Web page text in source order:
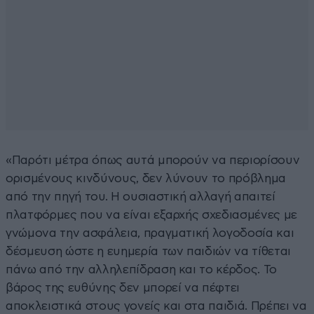
«Παρότι μέτρα όπως αυτά μπορούν να περιορίσουν
ορισμένους κινδύνους, δεν λύνουν το πρόβλημα
από την πηγή του. Η ουσιαστική αλλαγή απαιτεί
πλατφόρμες που να είναι εξαρχής σχεδιασμένες με
γνώμονα την ασφάλεια, πραγματική λογοδοσία και
δέσμευση ώστε η ευημερία των παιδιών να τίθεται
πάνω από την αλληλεπίδραση και το κέρδος. Το
βάρος της ευθύνης δεν μπορεί να πέφτει
αποκλειστικά στους γονείς και στα παιδιά. Πρέπει να